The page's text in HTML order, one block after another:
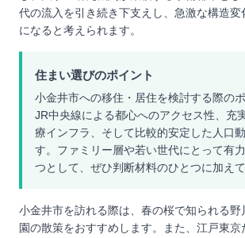
代の流入を引き続き下支えし、急激な構造変
になると考えられます。
住まい選びのポイント
小金井市への移住・居住を検討する際のポ
JR中央線による都心へのアクセス性、充
療インフラ、そして比較的安定した人口
す。ファミリー層や若い世代にとって有
つとして、ぜひ判断材料のひとつに加えて
小金井市を訪れる際は、春の桜で知られる野
園の散策をおすすめします。また、江戸東京